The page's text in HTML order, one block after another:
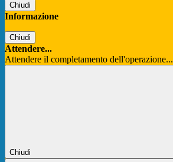
Chiudi
Informazione
Chiudi
Attendere...
Attendere il completamento dell'operazione...
Chiudi